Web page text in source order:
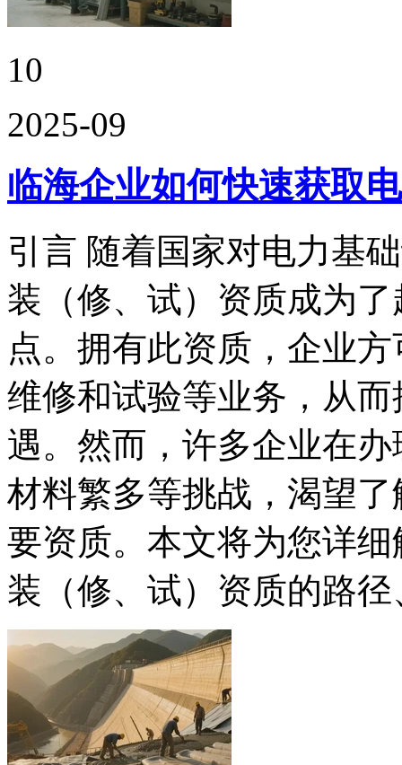
10
2025-09
临海企业如何快速获取
引言 随着国家对电力基
装（修、试）资质成为
点。拥有此资质，企业
维修和试验等业务，从
遇。然而，许多企业在
材料繁多等挑战，渴望
要资质。本文将为您详
装（修、试）资质的路